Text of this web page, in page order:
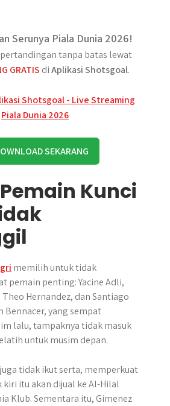
Serunya Piala Dunia 2026!
tanpa batas lewat
GRATIS diAplikasi Shotsgoal.
SEKARANG
Kunci
memilih untuk tidak
pemain penting: Yacine Adli,
Hernandez, dan Santiago
Bennacer, yang sempat
lalu, tampaknya tidak masuk
untuk musim depan.
tidak ikut serta, memperkuat
kiri itu akan dijual ke Al-Hilal
Klub. Sementara itu, Gimenez